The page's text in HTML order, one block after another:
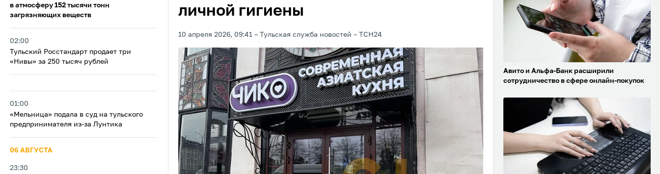
в атмосферу 152 тысячи тонн
загрязняющих веществ
02:00
Тульский Росстандарт продает три
«Нивы» за 250 тысяч рублей
01:00
«Мельница» подала в суд на тульского
предпринимателя из‑за Лунтика
06 АВГУСТА
23:30
личной гигиены
10 апреля 2026, 09:41 Тульская служба новостей ТСН24
Авито и Альфа-Банк расширили
сотрудничество в сфере онлайн-покупок